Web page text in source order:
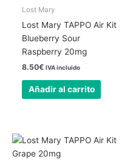
Lost Mary
Lost Mary TAPPO Air Kit
Blueberry Sour
Raspberry 20mg
8.50€ IVA incluido
Añadir al carrito